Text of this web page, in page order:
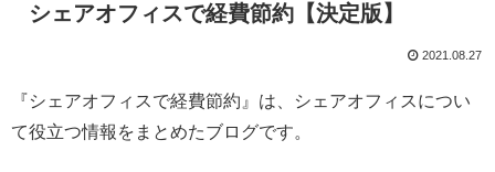
シェアオフィスで経費節約【決定版】
2021.08.27
『シェアオフィスで経費節約』は、シェアオフィスについ
て役立つ情報をまとめたブログです。